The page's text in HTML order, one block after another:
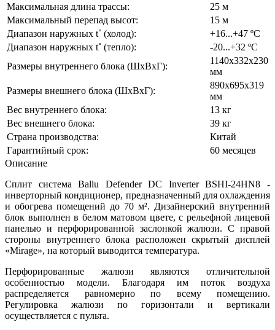
Максимальная длина трассы:
25 м
Максимальный перепад высот:
15 м
Диапазон наружных t˚ (холод):
+16...+47 ºС
Диапазон наружных t˚ (тепло):
-20...+32 ºС
Размеры внутреннего блока (ШхВхГ):
1140х332х230
мм
Размеры внешнего блока (ШхВхГ):
890х695х319
мм
Вес внутреннего блока:
13 кг
Вес внешнего блока:
39 кг
Страна производства:
Китай
Гарантийный срок:
60 месяцев
Описание
Сплит система Ballu Defender DC Inverter BSHI-24HN8 -
инверторный кондиционер, предназначенный для охлаждения
и обогрева помещений до 70 м². Дизайнерский внутренний
блок выполнен в белом матовом цвете, с рельефной лицевой
панелью и перфорированной заслонкой жалюзи. С правой
стороны внутреннего блока расположен скрытый дисплей
«Mirage», на который выводится температура.
Перфорированные жалюзи являются отличительной
особенностью модели. Благодаря им поток воздуха
распределяется равномерно по всему помещению.
Регулировка жалюзи по горизонтали и вертикали
осуществляется с пульта.